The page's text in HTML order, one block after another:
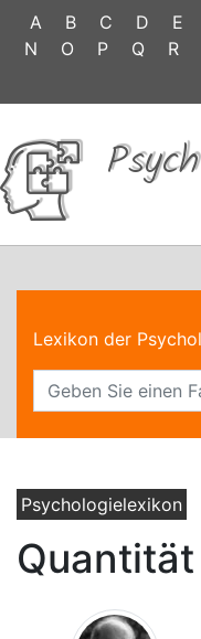
A B C D E
N
O P Q R
Lexikon der
Psychologielexikon
Quantität